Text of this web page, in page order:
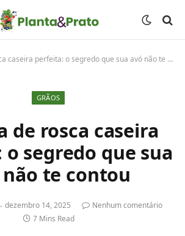
perfeita: o segredo que sua avó não te contou
GRÃOS
de rosca caseira
segredo que sua
te contou
dezembro 14, 2025
Nenhum comentário
7 Mins Read